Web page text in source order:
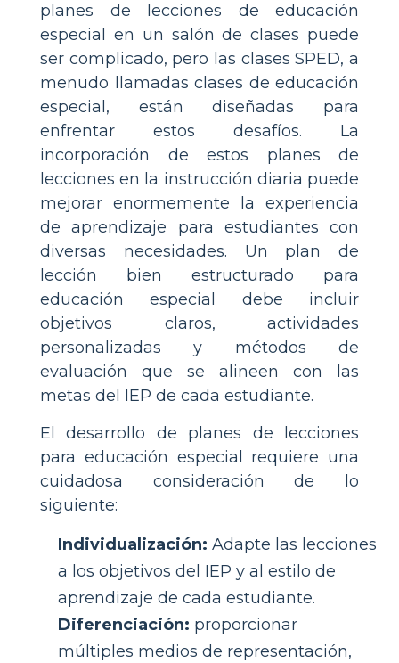
planes de lecciones de educación
especial en un salón de clases puede
ser complicado, pero las clases SPED, a
menudo llamadas clases de educación
especial, están diseñadas para
enfrentar estos desafíos. La
incorporación de estos planes de
lecciones en la instrucción diaria puede
mejorar enormemente la experiencia
de aprendizaje para estudiantes con
diversas necesidades. Un plan de
lección bien estructurado para
educación especial debe incluir
objetivos claros, actividades
personalizadas y métodos de
evaluación que se alineen con las
metas del IEP de cada estudiante.
El desarrollo de planes de lecciones
para educación especial requiere una
cuidadosa consideración de lo
siguiente:
Individualización: Adapte las lecciones
a los objetivos del IEP y al estilo de
aprendizaje de cada estudiante.
Diferenciación: proporcionar
múltiples medios de representación,